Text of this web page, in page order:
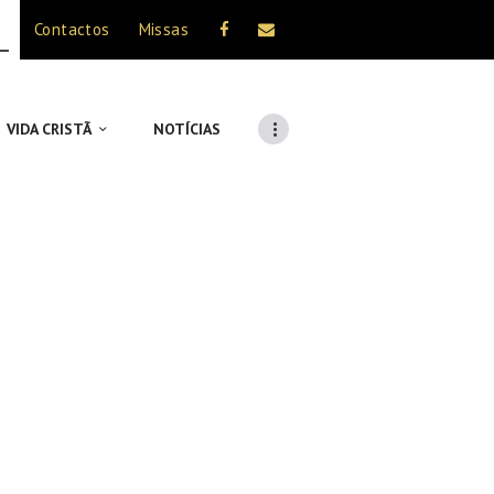
Contactos Missas
VIDA CRISTÃ NOTÍCIAS